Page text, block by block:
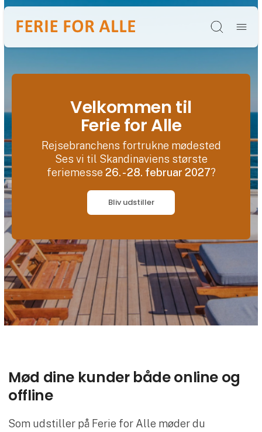
Søg
Velkommen til
Ferie for Alle
Rejsebranchens fortrukne mødested
Ses vi til Skandinaviens største
feriemesse 26. - 28. februar 2027?
Bliv udstiller
Mød dine kunder både online og
offline
Som udstiller på Ferie for Alle møder du